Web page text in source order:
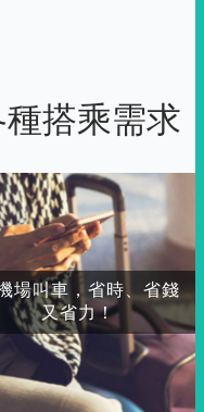
搭乘需求
場叫車，省時、省錢
又省力！